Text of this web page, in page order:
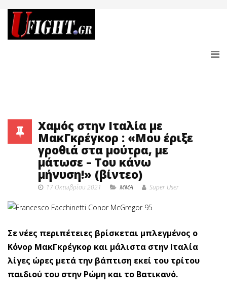
Χαμός στην Ιταλία με
ΜακΓκρέγκορ : «Μου έριξε
γροθιά στα μούτρα, με
μάτωσε – Του κάνω
μήνυση!» (βίντεο)
17 Οκτωβρίου 2021 MMA Super User
Σε νέες περιπέτειες βρίσκεται μπλεγμένος ο
Κόνορ ΜακΓκρέγκορ και μάλιστα στην Ιταλία
λίγες ώρες μετά την βάπτιση εκεί του τρίτου
παιδιού του στην Ρώμη και το Βατικανό.